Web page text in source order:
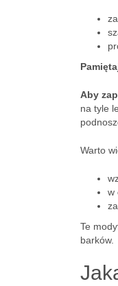
Aby
na tyle
Warto
w
Te
barków.